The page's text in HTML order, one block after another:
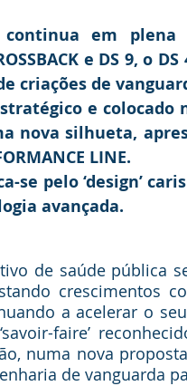
continua em
e DS 9,
criações de
e colocado
nova silhueta,
LINE.
se pelo ‘design’
avançada.
de saúde pública
crescimentos
a acelerar o
faire’
numa nova
de vanguarda